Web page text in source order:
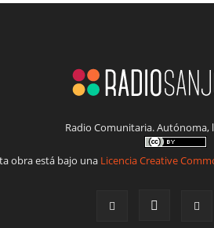
Radio Comunitaria. Autónoma,
obra está bajo una Licencia Creative